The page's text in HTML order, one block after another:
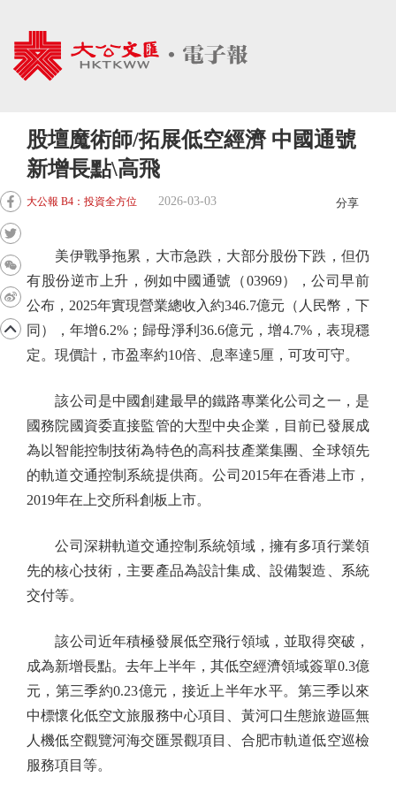
股壇魔術師/拓展低空經濟 中國通號
新增長點\高飛
大公報 B4：投資全方位 2026-03-03 分享
美伊戰爭拖累，大市急跌，大部分股份下跌，但仍
有股份逆市上升，例如中國通號（03969），公司早前
公布，2025年實現營業總收入約346.7億元（人民幣，下
同），年增6.2%；歸母淨利36.6億元，增4.7%，表現穩
定。現價計，市盈率約10倍、息率達5厘，可攻可守。
該公司是中國創建最早的鐵路專業化公司之一，是
國務院國資委直接監管的大型中央企業，目前已發展成
為以智能控制技術為特色的高科技產業集團、全球領先
的軌道交通控制系統提供商。公司2015年在香港上市，
2019年在上交所科創板上市。
公司深耕軌道交通控制系統領域，擁有多項行業領
先的核心技術，主要產品為設計集成、設備製造、系統
交付等。
該公司近年積極發展低空飛行領域，並取得突破，
成為新增長點。去年上半年，其低空經濟領域簽單0.3億
元，第三季約0.23億元，接近上半年水平。第三季以來
中標懷化低空文旅服務中心項目、黃河口生態旅遊區無
人機低空觀覽河海交匯景觀項目、合肥市軌道低空巡檢
服務項目等。